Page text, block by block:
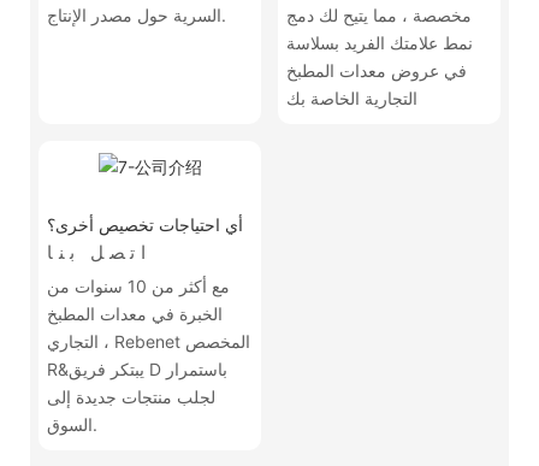
السرية حول مصدر الإنتاج.
مخصصة ، مما يتيح لك دمج
نمط علامتك الفريد بسلاسة
في عروض معدات المطبخ
التجارية الخاصة بك
أي احتياجات تخصيص أخرى؟
اتصل بنا
مع أكثر من 10 سنوات من
الخبرة في معدات المطبخ
التجاري ، Rebenet المخصص
R&يبتكر فريق D باستمرار
لجلب منتجات جديدة إلى
السوق.